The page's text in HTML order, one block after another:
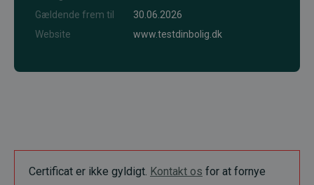
Gældende frem til
30.06.2026
Website
www.testdinbolig.dk
Certificat er ikke gyldigt. Kontakt os for at fornye